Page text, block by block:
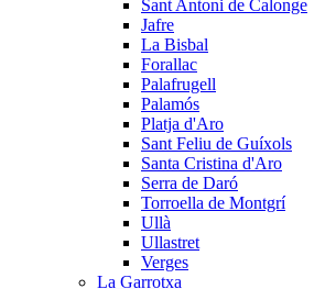
Sant Antoni de Calonge
Jafre
La Bisbal
Forallac
Palafrugell
Palamós
Platja d'Aro
Sant Feliu de Guíxols
Santa Cristina d'Aro
Serra de Daró
Torroella de Montgrí
Ullà
Ullastret
Verges
La Garrotxa